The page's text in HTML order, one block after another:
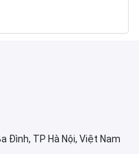
Đình, TP Hà Nội, Việt Nam